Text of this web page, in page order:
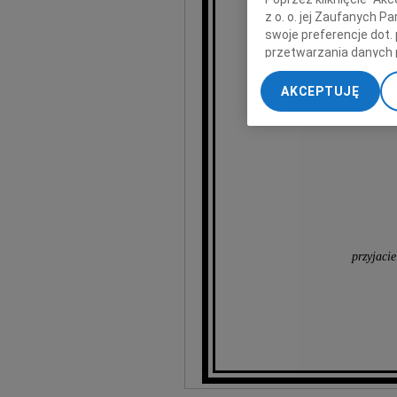
z o. o. jej Zaufanych
swoje preferencje dot.
przetwarzania danych
„Ustawienia
My, nasi Zaufani
dokładnych danych
Przechowywanie
AKCEPTUJĘ